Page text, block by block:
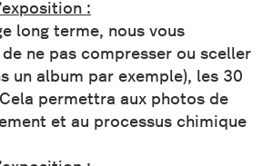
:
long terme, nous vous
ne pas compresser ou sceller
un album par exemple), les 30
permettra aux photos de
et au processus chimique